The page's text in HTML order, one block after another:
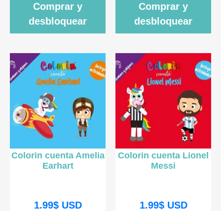
Comprar y
desbloquear
Comprar y
desbloquear
Colorin cuenta Amelia
Earhart
1.99$USD
Colorin cuenta Lionel
Messi
1.99$USD